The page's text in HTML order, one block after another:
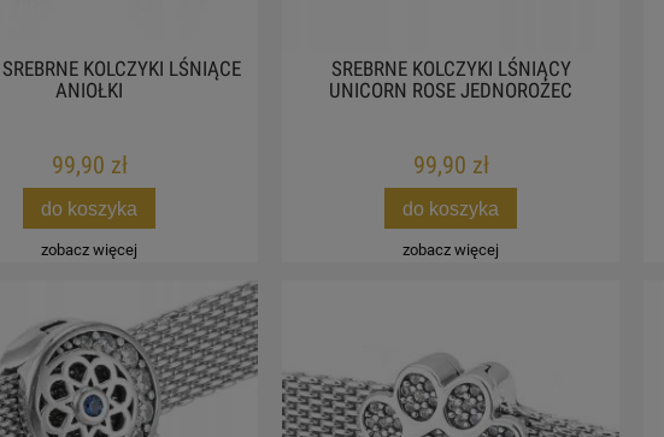
KOLCZYKI LŚNIĄCE
ANIOŁKI
99,90 zł
do koszyka
zobacz więcej
SREBRNE KOLCZYKI LŚNIĄCY
UNICORN ROSE JEDNOROŻEC
99,90 zł
do koszyka
zobacz więcej